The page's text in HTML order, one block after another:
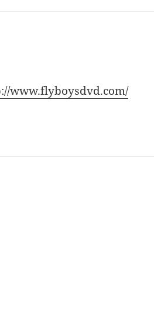
www.flyboysdvd.com/